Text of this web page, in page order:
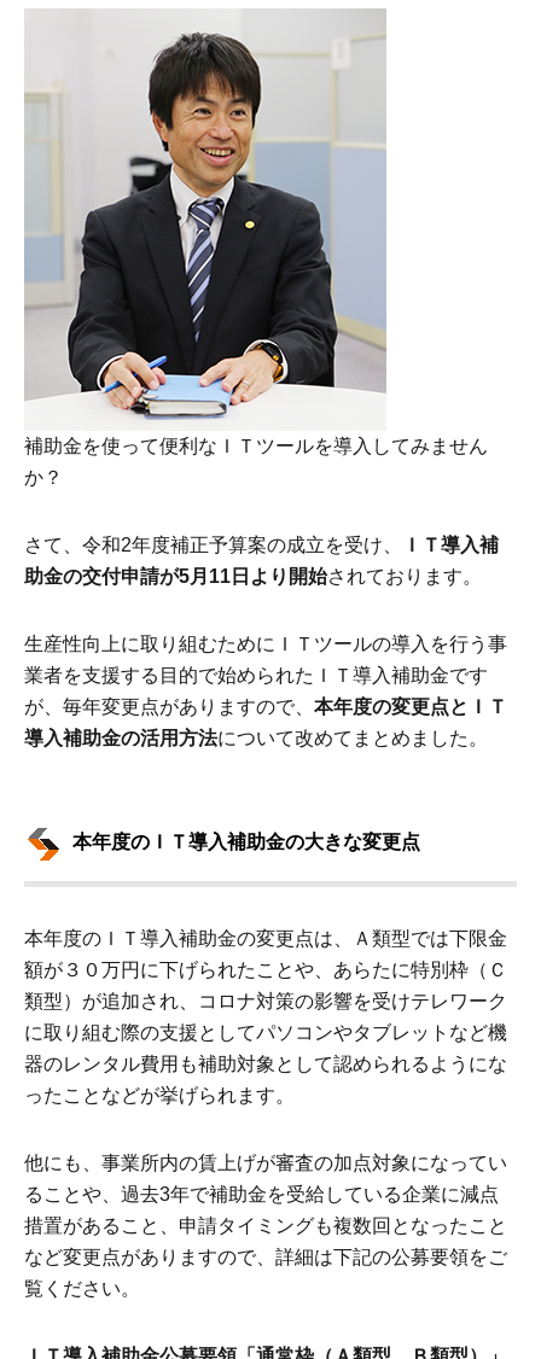
補助金を使って便利なＩＴツールを導入してみません
か？
さて、令和2年度補正予算案の成立を受け、
ＩＴ導入補
助金の交付申請が5月11日より開始されております。
生産性向上に取り組むためにＩＴツールの導入を行う事
業者を支援する目的で始められたＩＴ導入補助金です
が、毎年変更点がありますので、 本年度の変更点とＩＴ
導入補助金の活用方法について改めてまとめました。
本年度のＩＴ導入補助金の大きな変更点
本年度のＩＴ導入補助金の変更点は、Ａ類型では下限金
額が３０万円に下げられたことや、あらたに特別枠（Ｃ
類型）が追加され、コロナ対策の影響を受けテレワーク
に取り組む際の支援としてパソコンやタブレットなど機
器のレンタル費用も補助対象として認められるようにな
ったことなどが挙げられます。
他にも、事業所内の賃上げが審査の加点対象になってい
ることや、過去3年で補助金を受給している企業に減点
措置があること、申請タイミングも複数回となったこと
など変更点がありますので、詳細は下記の公募要領をご
覧ください。